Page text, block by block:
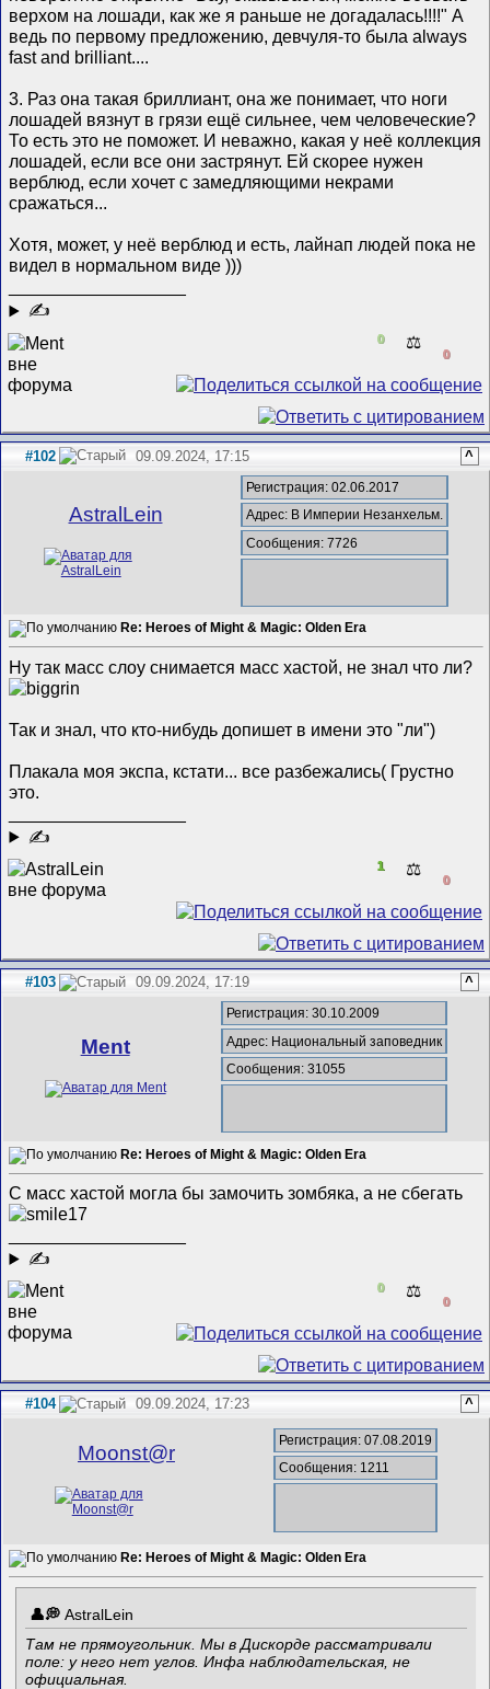
верхом на лошади, как же я раньше не догадалась!!!!" А
ведь по первому предложению, девчуля-то была always
fast and brilliant....
3. Раз она такая бриллиант, она же понимает, что ноги
лошадей вязнут в грязи ещё сильнее, чем человеческие?
То есть это не поможет. И неважно, какая у неё коллекция
лошадей, если все они застрянут. Ей скорее нужен
верблюд, если хочет с замедляющими некрами
сражаться...
Хотя, может, у неё верблюд и есть, лайнап людей пока не
видел в нормальном виде )))
✍
0 ⚖️
0
#102 09.09.2024, 17:15 ^
AstralLein
Регистрация: 02.06.2017
Адрес: В Империи Незанхельм.
Сообщения: 7726
Re: Heroes of Might & Magic: Olden Era
Ну так масс слоу снимается масс хастой, не знал что ли?
Так и знал, что кто-нибудь допишет в имени это "ли")
Плакала моя экспа, кстати... все разбежались( Грустно
это.
✍
1 ⚖️
0
#103 09.09.2024, 17:19 ^
Ment
Регистрация: 30.10.2009
Адрес: Национальный заповедник
Сообщения: 31055
Re: Heroes of Might & Magic: Olden Era
С масс хастой могла бы замочить зомбяка, а не сбегать
✍
0 ⚖️
0
#104 09.09.2024, 17:23 ^
Mооnst@r
Регистрация: 07.08.2019
Сообщения: 1211
Re: Heroes of Might & Magic: Olden Era
AstralLein
Там не прямоугольник. Мы в Дискорде рассматривали
поле: у него нет углов. Инфа наблюдательская, не
официальная.